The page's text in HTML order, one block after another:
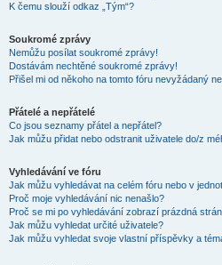
K čemu slouží odkaz „Tým“?
Soukromé zprávy
Nemůžu posílat soukromé zprávy!
Dostávám nechtěné soukromé zprávy!
Přišel mi od někoho na tomto fóru nevyžádaný
Přátelé a nepřátelé
Co jsou seznamy přátel a nepřátel?
Jak můžu přidat nebo odstranit uživatele do/z
Vyhledávání ve fóru
Jak můžu vyhledávat na celém fóru nebo v
Proč moje vyhledávání nic nenašlo?
Proč se mi po vyhledávání zobrazí prázdná
Jak můžu vyhledat určité uživatele?
Jak můžu vyhledat svoje vlastní příspěvky a